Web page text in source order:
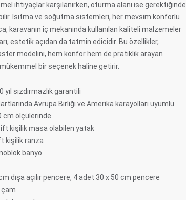
ihtiyaçlar karşılanırken, oturma alanı ise gerektiğinde
Isıtma ve soğutma sistemleri, her mevsim konforlu
karavanın iç mekanında kullanılan kaliteli malzemeler
estetik açıdan da tatmin edicidir. Bu özellikler,
modelini, hem konfor hem de pratiklik arayan
bir seçenek haline getirir.
yıl sızdırmazlık garantili
Avrupa Birliği ve Amerika karayolları uyumlu
cm ölçülerinde
kişilik masa olabilen yatak
kişilik ranza
banyo
dışa açılır pencere, 4 adet 30 x 50 cm pencere
çam